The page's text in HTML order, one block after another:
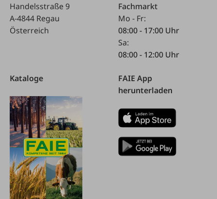
Handelsstraße 9
A-4844 Regau
Österreich
Fachmarkt
Mo - Fr:
08:00 - 17:00 Uhr
Sa:
08:00 - 12:00 Uhr
Kataloge
FAIE App
herunterladen